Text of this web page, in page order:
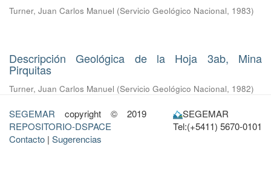
Turner, Juan Carlos Manuel (Servicio Geológico Nacional, 1983)
Descripción Geológica de la Hoja 3ab, Mina
Pirquitas
Turner, Juan Carlos Manuel (Servicio Geológico Nacional, 1982)
SEGEMAR copyright © 2019
REPOSITORIO-DSPACE
Contacto | Sugerencias
SEGEMAR
Tel:(+5411) 5670-0101